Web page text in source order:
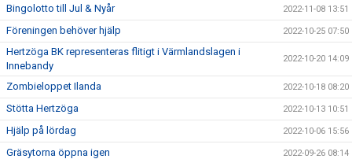
Bingolotto till Jul & Nyår 2022-11-08 13:51
Föreningen behöver hjälp 2022-10-25 07:50
Hertzöga BK representeras flitigt i Värmlandslagen i
Innebandy
2022-10-20 14:09
Zombieloppet Ilanda 2022-10-18 08:20
Stötta Hertzöga 2022-10-13 10:51
Hjälp på lördag 2022-10-06 15:56
Gräsytorna öppna igen 2022-09-26 08:14